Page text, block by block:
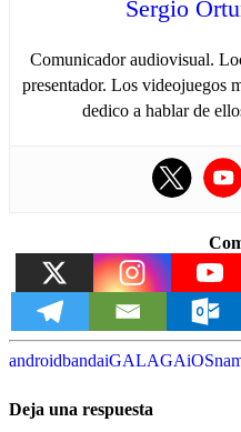
Sergio
Comunicador audiovisual.
presentador. Los videojuegos
dedico a hablar de
androidbandaiGALAGAiOS
Deja una respuesta